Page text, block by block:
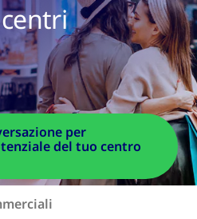
per
del tuo centro